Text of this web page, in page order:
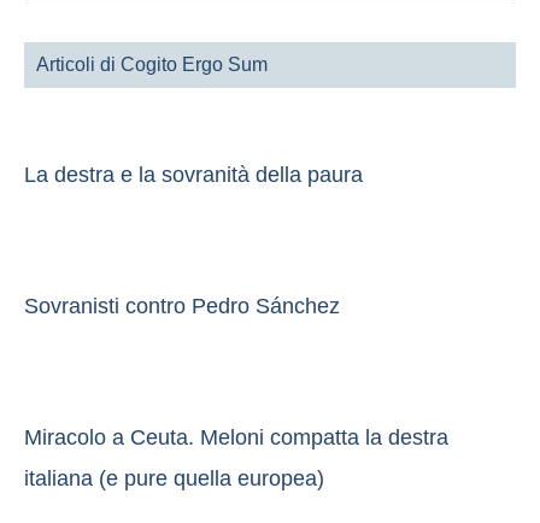
Articoli di Cogito Ergo Sum
La destra e la sovranità della paura
Sovranisti contro Pedro Sánchez
Miracolo a Ceuta. Meloni compatta la destra
italiana (e pure quella europea)